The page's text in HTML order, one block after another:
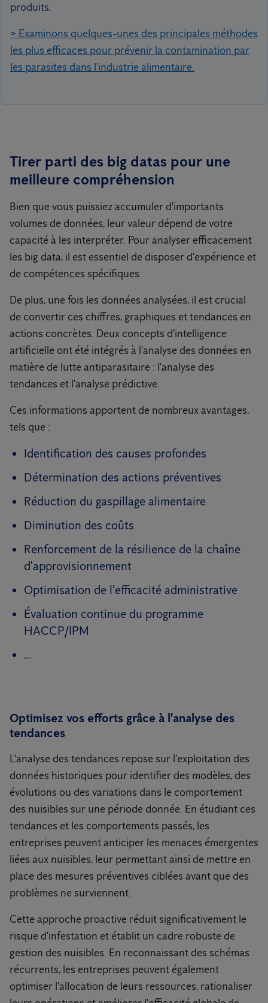
produits.
> Examinons quelques-unes des principales méthodes
les plus efficaces pour prévenir la contamination par
les parasites dans l'industrie alimentaire.
Tirer parti des big datas pour une
meilleure compréhension
Bien que vous puissiez accumuler d'importants
volumes de données, leur valeur dépend de votre
capacité à les interpréter. Pour analyser efficacement
les big data, il est essentiel de disposer d'expérience et
de compétences spécifiques.
De plus, une fois les données analysées, il est crucial
de convertir ces chiffres, graphiques et tendances en
actions concrètes. Deux concepts d'intelligence
artificielle ont été intégrés à l'analyse des données en
matière de lutte antiparasitaire : l'analyse des
tendances et l'analyse prédictive.
Ces informations apportent de nombreux avantages,
tels que :
Identification des causes profondes
Détermination des actions préventives
Réduction du gaspillage alimentaire
Diminution des coûts
Renforcement de la résilience de la chaîne
d'approvisionnement
Optimisation de l'efficacité administrative
Évaluation continue du programme
HACCP/IPM
...
Optimisez vos efforts grâce à l'analyse des
tendances
L'analyse des tendances repose sur l'exploitation des
données historiques pour identifier des modèles, des
évolutions ou des variations dans le comportement
des nuisibles sur une période donnée. En étudiant ces
tendances et les comportements passés, les
entreprises peuvent anticiper les menaces émergentes
liées aux nuisibles, leur permettant ainsi de mettre en
place des mesures préventives ciblées avant que des
problèmes ne surviennent.
Cette approche proactive réduit significativement le
risque d'infestation et établit un cadre robuste de
gestion des nuisibles. En reconnaissant des schémas
récurrents, les entreprises peuvent également
optimiser l'allocation de leurs ressources, rationaliser